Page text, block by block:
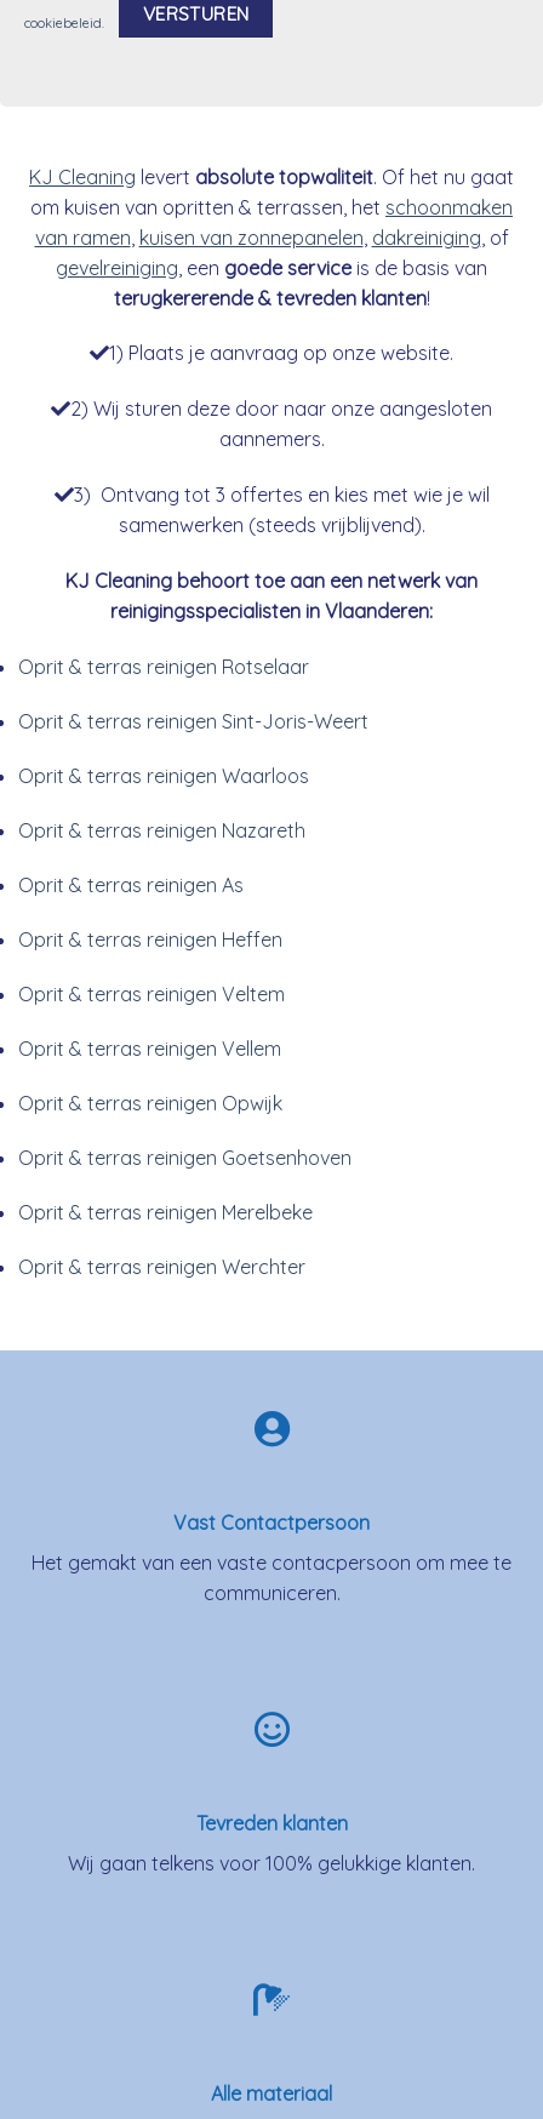
cookiebeleid.
KJ Cleaning levert absolute topwaliteit. Of het nu gaat
om kuisen van opritten & terrassen, het schoonmaken
van ramen kuisen van zonnepanelen dakreiniging , of
gevelreiniging , een goede serviceis de basis van
terugkererende & tevreden klanten!
1) Plaats je aanvraag op onze website.
2) Wij sturen deze door naar onze aangesloten
aannemers.
3) Ontvang tot 3 offertes en kies met wie je wil
samenwerken (steeds vrijblijvend).
KJ Cleaning behoort toe aan een netwerk van
reinigingsspecialisten in Vlaanderen:
Oprit & terras reinigen Rotselaar
Oprit & terras reinigen Sint-Joris-Weert
Oprit & terras reinigen Waarloos
Oprit & terras reinigen Nazareth
Oprit & terras reinigen As
Oprit & terras reinigen Heffen
Oprit & terras reinigen Veltem
Oprit & terras reinigen Vellem
Oprit & terras reinigen Opwijk
Oprit & terras reinigen Goetsenhoven
Oprit & terras reinigen Merelbeke
Oprit & terras reinigen Werchter
Vast Contactpersoon
Het gemakt van een vaste contacpersoon om mee te
communiceren.
Tevreden klanten
Wij gaan telkens voor 100% gelukkige klanten.
Alle materiaal